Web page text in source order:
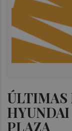
ÚLTIMAS
PLAZA